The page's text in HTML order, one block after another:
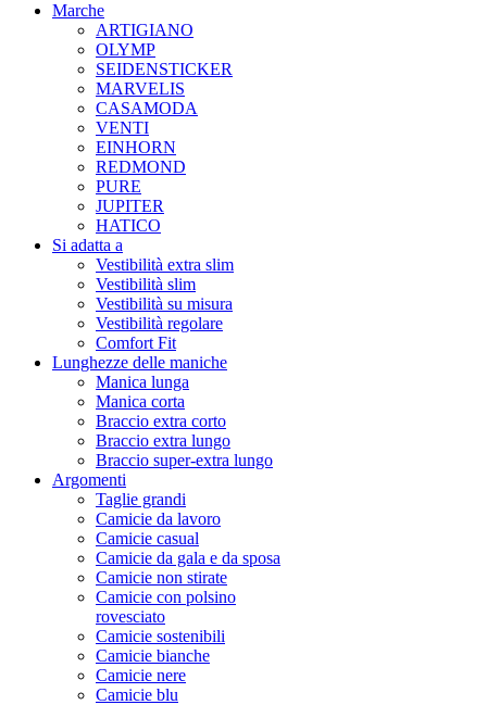
Marche
ARTIGIANO
OLYMP
SEIDENSTICKER
MARVELIS
CASAMODA
VENTI
EINHORN
REDMOND
PURE
JUPITER
HATICO
Si adatta a
Vestibilità extra slim
Vestibilità slim
Vestibilità su misura
Vestibilità regolare
Comfort Fit
Lunghezze delle maniche
Manica lunga
Manica corta
Braccio extra corto
Braccio extra lungo
Braccio super-extra lungo
Argomenti
Taglie grandi
Camicie da lavoro
Camicie casual
Camicie da gala e da sposa
Camicie non stirate
Camicie con polsino
rovesciato
Camicie sostenibili
Camicie bianche
Camicie nere
Camicie blu